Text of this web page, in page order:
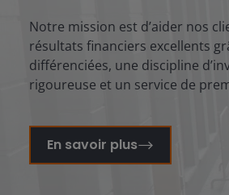
Notre mission est d’aider nos
résultats financiers excellents
différenciées, une discipline
rigoureuse et un service de
En savoir plus